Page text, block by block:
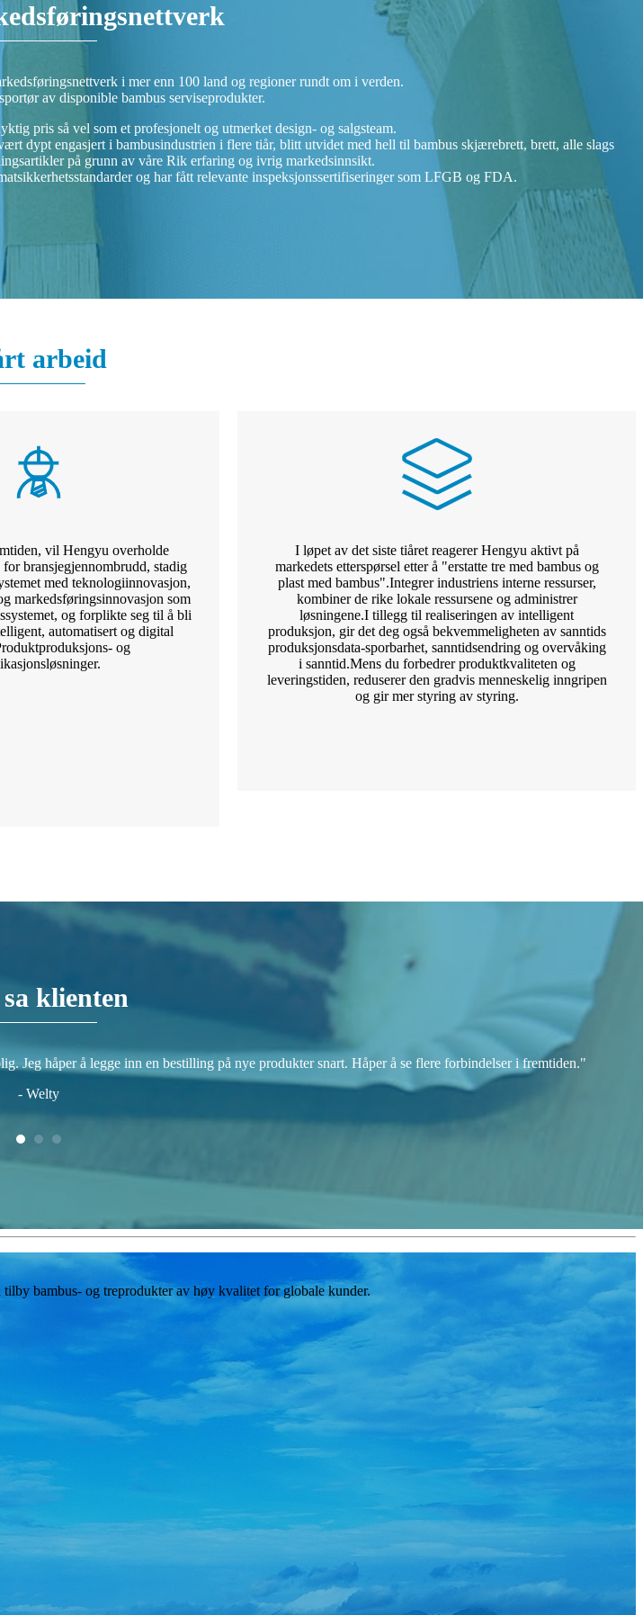
i mer enn 100 land og regioner rundt om i verden.
av disponible bambus serviseprodukter.
pris så vel som et profesjonelt og utmerket design- og salgsteam.
dypt engasjert i bambusindustrien i flere tiår, blitt utvidet med hell til bambus skjærebrett, brett, alle slags
på grunn av våre Rik erfaring og ivrig markedsinnsikt.
og har fått relevante inspeksjonssertifiseringer som LFGB og FDA.
arbeid
vil Hengyu overholde
bransjegjennombrudd, stadig
med teknologiinnovasjon,
markedsføringsinnovasjon som
og forplikte seg til å bli
automatisert og digital
og
I løpet av det siste tiåret reagerer Hengyu aktivt på
markedets etterspørsel etter å "erstatte tre med bambus og
plast med bambus".Integrer industriens interne ressurser,
kombiner de rike lokale ressursene og administrer
løsningene.I tillegg til realiseringen av intelligent
produksjon, gir det deg også bekvemmeligheten av sanntids
produksjonsdata-sporbarhet, sanntidsendring og overvåking
i sanntid.Mens du forbedrer produktkvaliteten og
leveringstiden, reduserer den gradvis menneskelig inngripen
og gir mer styring av styring.
klienten
Jeg håper å legge inn en bestilling på nye produkter snart. Håper å se flere forbindelser i fremtiden."
- Welty
bambus- og treprodukter av høy kvalitet for globale kunder.